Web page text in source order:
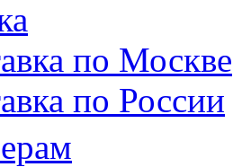
по Москве
по России